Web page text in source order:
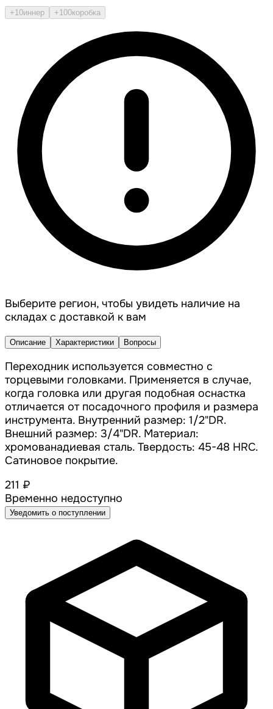
+10иннер +100коробка
Выберите регион, чтобы увидеть наличие на
складах с доставкой к вам
Описание Характеристики Вопросы
Переходник используется совместно с
торцевыми головками. Применяется в случае,
когда головка или другая подобная оснастка
отличается от посадочного профиля и размера
инструмента. Внутренний размер: 1/2"DR.
Внешний размер: 3/4"DR. Материал:
хромованадиевая сталь. Твердость: 45-48 HRC.
Сатиновое покрытие.
211 ₽
Временно недоступно
Уведомить о поступлении